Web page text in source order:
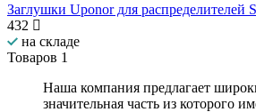
Заглушки Uponor для распределителей
432
на складе
Товаров 1
Наша компания предлагает
значительная часть из которого